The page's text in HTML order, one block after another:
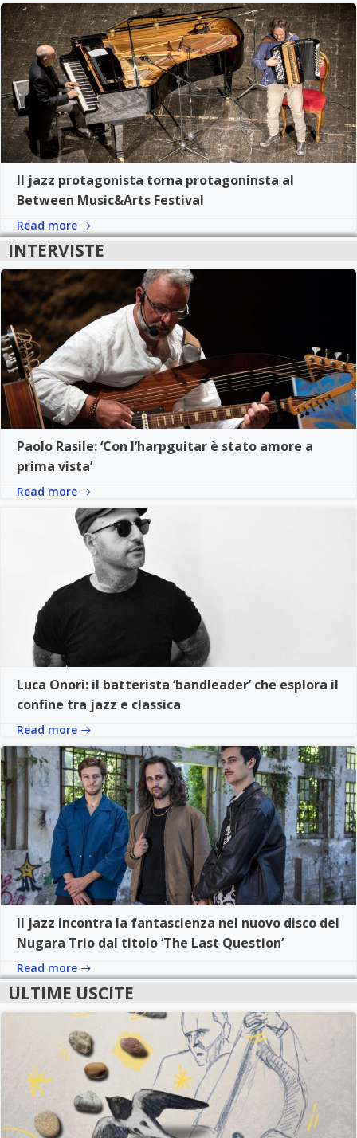
Il jazz protagonista torna protagoninsta al
Between Music&Arts Festival
Read more
INTERVISTE
Paolo Rasile: ‘Con l’harpguitar è stato amore a
prima vista’
Read more
Luca Onori: il batterista ‘bandleader’ che esplora il
confine tra jazz e classica
Read more
Il jazz incontra la fantascienza nel nuovo disco del
Nugara Trio dal titolo ‘The Last Question’
Read more
ULTIME USCITE